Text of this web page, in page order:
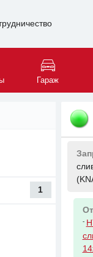
Гараж
1
8 авг
-